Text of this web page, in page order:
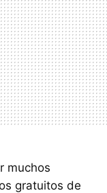
muchos
gratuitos de